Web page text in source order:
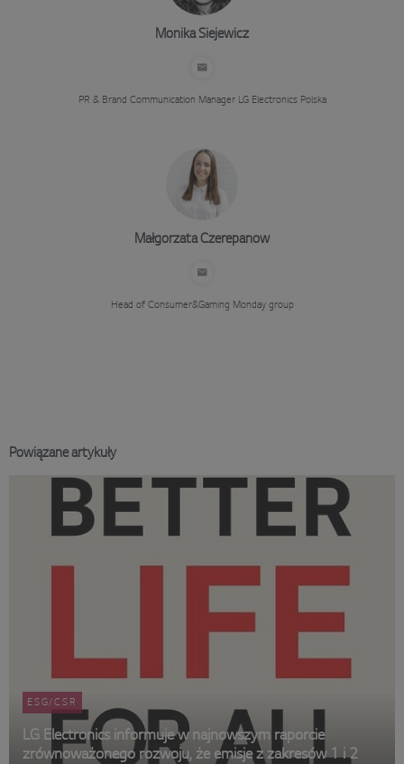
Monika Siejewicz
PR & Brand Communication ManagerLG Electronics Polska
Małgorzata Czerepanow
Head of Consumer&Gaming Monday group
Powiązane artykuły
ESG/CSR
LG Electronics informuje w najnowszym raporcie
zrównoważonego rozwoju, że emisje z zakresów 1 i 2